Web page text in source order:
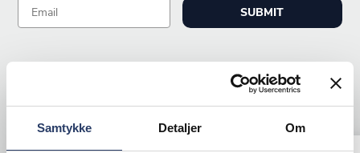
Samtykke Detaljer Om
SUBMIT
ANDRE KIGGEDE OGSÅ PÅ